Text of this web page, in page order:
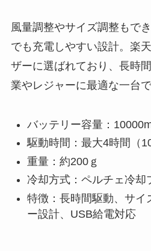
風量調整やサイズ調整もで
でも充電しやすい設計。楽
ザーに選ばれており、長時
業やレジャーに最適な一台で
バッテリー容量：
駆動時間：最大4時間（
重量：約200ｇ
冷却方式：ペルチェ冷却
特徴：長時間駆動、サイ
ー設計、USB給電対応